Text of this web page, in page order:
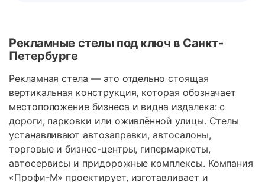
Рекламные стелы под ключ в Санкт-
Петербурге
Рекламная стела — это отдельно стоящая
вертикальная конструкция, которая обозначает
местоположение бизнеса и видна издалека: с
дороги, парковки или оживлённой улицы. Стелы
устанавливают автозаправки, автосалоны,
торговые и бизнес-центры, гипермаркеты,
автосервисы и придорожные комплексы. Компания
«Профи-М» проектирует, изготавливает и